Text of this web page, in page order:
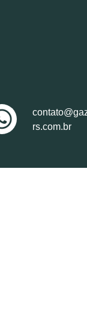
rs.com.br